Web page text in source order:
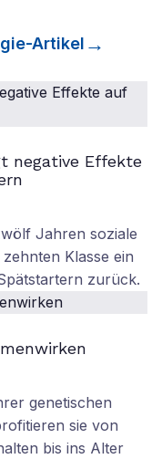
-Artikel
negative Effekte
Jahren soziale
Klasse ein
zurück.
genetischen
sie von
bis ins Alter